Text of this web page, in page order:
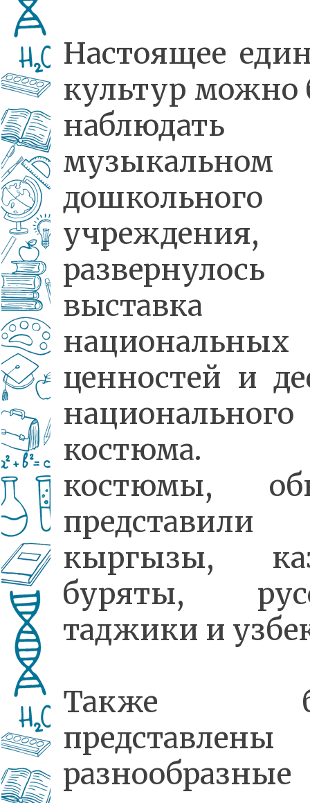
Настоящее
культур можно
музыкальном
дошкольного
развернулось
выставка
национальных
ценностей и
национального
костюма.
костюмы,
представили
кыргызы,
буряты,
таджики и
Также
представлены
разнообразные